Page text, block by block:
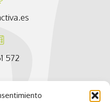
572